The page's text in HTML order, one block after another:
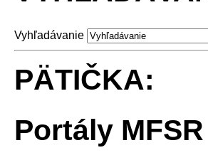
Vyhľadávanie
PÄTIČKA:
Portály MFSR